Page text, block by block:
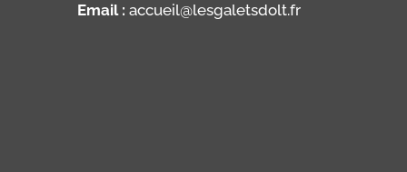
Email : accueil@lesgaletsdolt.fr